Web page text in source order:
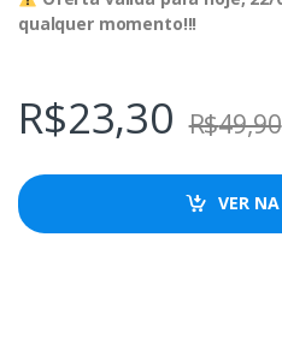
qualquer momento!!!
R$23,30 R$49,90
VER